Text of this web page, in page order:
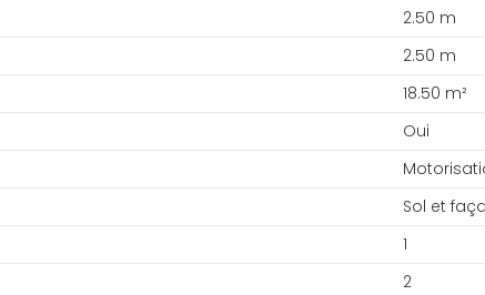
2.50 m
2.50 m
18.50 m²
Oui
Sol et
1
2